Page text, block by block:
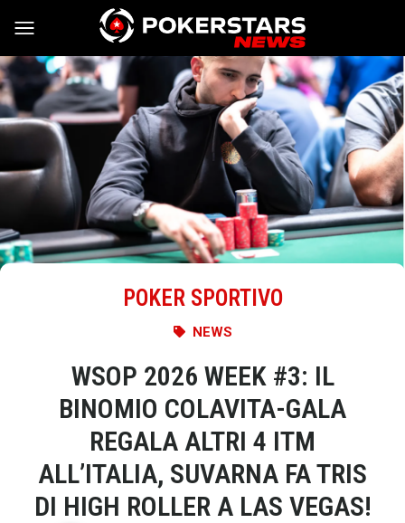
Vai al contenuto
POKER SPORTIVO
NEWS
WSOP 2026 WEEK #3: IL
BINOMIO COLAVITA-GALA
REGALA ALTRI 4 ITM
ALL’ITALIA, SUVARNA FA TRIS
DI HIGH ROLLER A LAS VEGAS!